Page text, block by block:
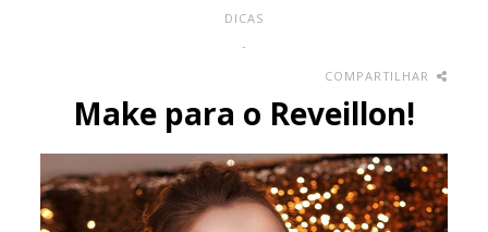
DICAS
-
COMPARTILHAR
Make para o Reveillon!